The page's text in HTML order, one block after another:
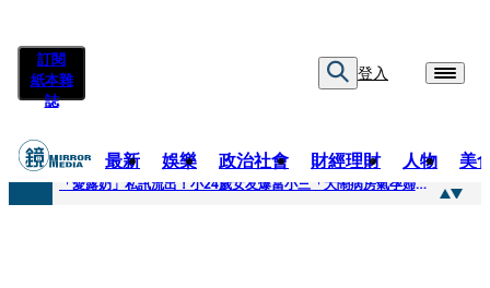
訂閱
紙本雜
誌
登入
最新 娛樂 政治社會 財經理財 人物 美
快訊
「愛露奶」私訊流出！小24歲女友爆當小三「大鬧病房氣孕婦」 姜厚任不忍回應了